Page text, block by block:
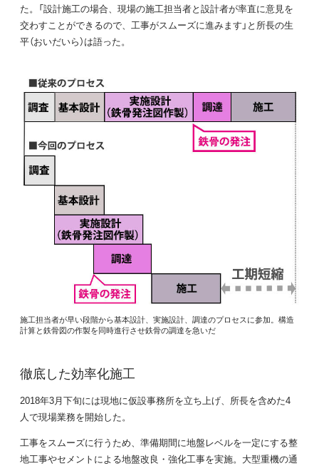
た。「設計施工の場合、現場の施工担当者と設計者が率直に意見を
交わすことができるので、工事がスムーズに進みます」と所長の生
平（おいだいら）は語った。
施工担当者が早い段階から基本設計、実施設計、調達のプロセスに参加。構造
計算と鉄骨図の作製を同時進行させ鉄骨の調達を急いだ
徹底した効率化施工
2018年3月下旬には現地に仮設事務所を立ち上げ、所長を含めた4
人で現場業務を開始した。
工事をスムーズに行うため、準備期間に地盤レベルを一定にする整
地工事やセメントによる地盤改良・強化工事を実施。大型重機の通